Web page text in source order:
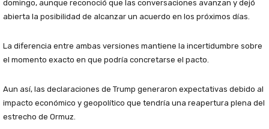
domingo, aunque reconoció que las conversaciones avanzan y dejó
abierta la posibilidad de alcanzar un acuerdo en los próximos días.
La diferencia entre ambas versiones mantiene la incertidumbre sobre
el momento exacto en que podría concretarse el pacto.
Aun así, las declaraciones de Trump generaron expectativas debido al
impacto económico y geopolítico que tendría una reapertura plena del
estrecho de Ormuz.